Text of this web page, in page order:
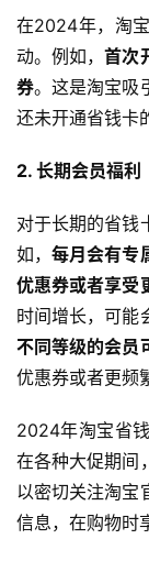
在2024年，淘
动。例如，首次
券。这是淘宝吸
还未开通省钱卡
2. 长期会员福利
对于长期的省钱
如，每月会有专
优惠券或者享受
时间增长，可能
不同等级的会员
优惠券或者更频
2024年淘宝省
在各种大促期间
以密切关注淘宝
信息，在购物时